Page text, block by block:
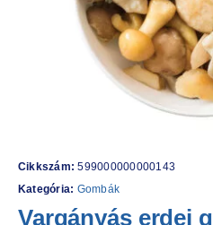
Cikkszám:599000000000143
Kategória: Gombák
Vargányás erdei